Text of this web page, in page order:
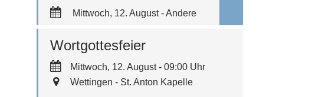
Mittwoch, 12. August - Andere
Mittwoch, 12. August - 09:00 Uhr
Wettingen - St. Anton Kapelle
Wortgottesfeier